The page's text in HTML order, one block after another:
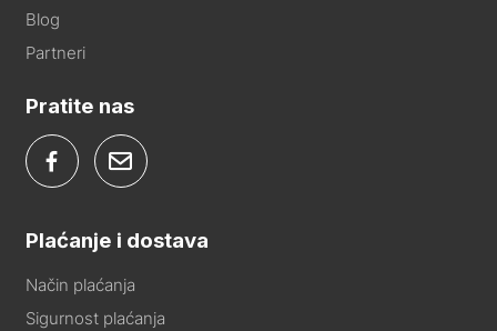
Blog
Partneri
Pratite nas
Plaćanje i dostava
Način plaćanja
Sigurnost plaćanja